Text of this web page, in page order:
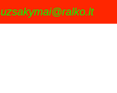
uzsakymai@ralko.lt